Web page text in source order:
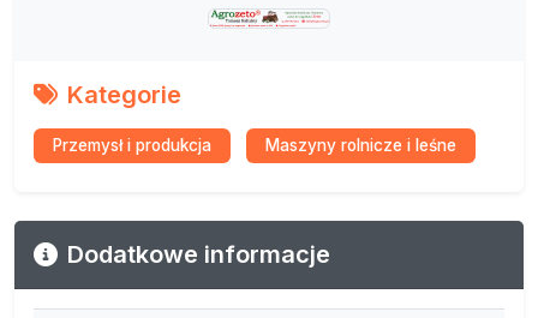
Kategorie
Przemysł i produkcja Maszyny rolnicze i leśne
Dodatkowe informacje